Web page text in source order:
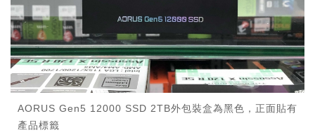
AORUS Gen5 12000 SSD 2TB外包裝盒為黑色，正面貼有
產品標籤